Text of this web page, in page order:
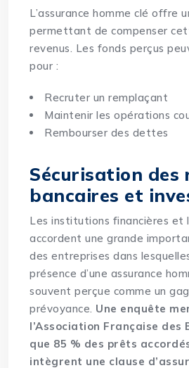
L’assurance homme clé offre
permettant de compenser
revenus. Les fonds perçus
pour :
Recruter un remplaçant
Maintenir les opérations
Rembourser des dettes
Sécurisation des
bancaires et
Les institutions financières et
accordent une grande
des entreprises dans
présence d’une assurance
souvent perçue comme un
prévoyance. Une enquête
l’Association Française des
que 85 % des prêts
intègrent une clause